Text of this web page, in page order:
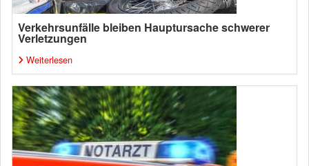
Verkehrsunfälle bleiben Hauptursache schwerer
Verletzungen
Weiterlesen